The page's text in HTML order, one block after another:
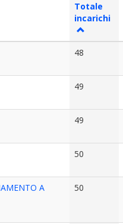
Totale
incarichi
48
49
49
50
A
50